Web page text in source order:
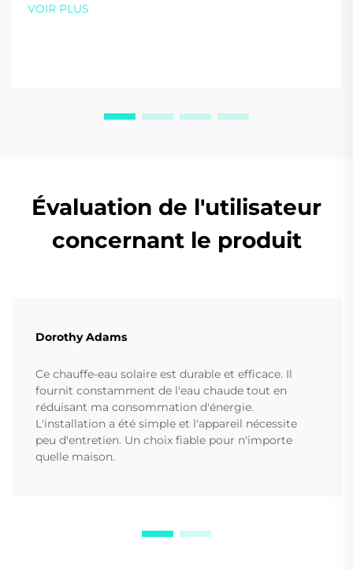
les économies — téléchargez gratuitement notre
VOIR PLUS
Évaluation de l'utilisateur
concernant le produit
Dorothy Adams
Ce chauffe-eau solaire est durable et efficace. Il
fournit constamment de l'eau chaude tout en
réduisant ma consommation d'énergie.
L'installation a été simple et l'appareil nécessite
peu d'entretien. Un choix fiable pour n'importe
quelle maison.